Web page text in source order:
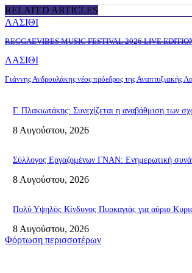
RELATED ARTICLES
ΛΑΣΙΘΙ
REGGAEVIBES MUSIC FESTIVAL 2026 LIVE
ΛΑΣΙΘΙ
Γιάννης Ανδρουλάκης νέος πρόεδρος της Αναπτυξιακής
Γ. Πλακιωτάκης: Συνεχίζεται η αναβάθμιση των
8 Αυγούστου, 2026
Σύλλογος Εργαζομένων ΓΝΑΝ: Ενημερωτική
8 Αυγούστου, 2026
Πολύ Υψηλός Κίνδυνος Πυρκαγιάς για αύριο
8 Αυγούστου, 2026
Φόρτωση περισσοτέρων